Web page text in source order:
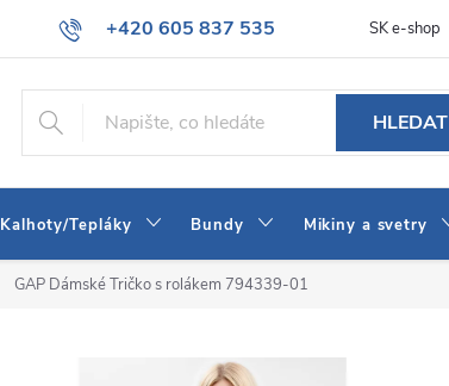
+420 605 837 535
info@jeans-shop.cz
Obchodní podmínky Naše prodejna Blog
SK e-shop
HLEDAT
Kalhoty/Tepláky Bundy Mikiny a svetry
GAP Dámské Tričko s rolákem 794339-01